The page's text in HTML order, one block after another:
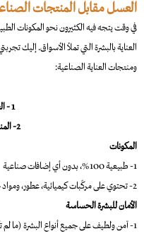
العسل مقابل المنتجات
في وقت يتجه فيه الكثيرون نحو المكونات
العناية بالبشرة التي تملأ الأسواق. إليك
ومنتجات العناية الصناعية:
1 - العسل الطبيعي
2- المنتجات الصناعية
المكونات
1- طبيعية 100%، بدون أي إضافات صناعية
2- تحتوي على مركّبات كيميائية، عطور، ومواد حافظة
الأمان للبشرة الحساسة
1- آمن ولطيف على جميع أنواع البشرة (ما لم تكن هناك حساسية نحل)